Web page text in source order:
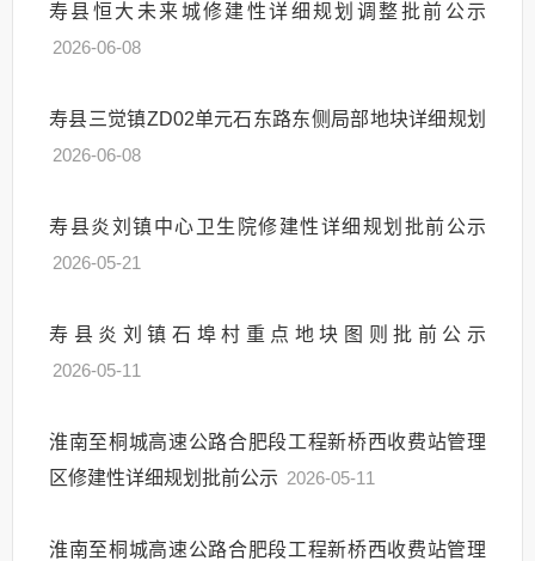
寿县恒大未来城修建性详细规划调整批前公示
2026-06-08
寿县三觉镇ZD02单元石东路东侧局部地块详细规划
2026-06-08
寿县炎刘镇中心卫生院修建性详细规划批前公示
2026-05-21
寿县炎刘镇石埠村重点地块图则批前公示
2026-05-11
淮南至桐城高速公路合肥段工程新桥西收费站管理
区修建性详细规划批前公示 2026-05-11
淮南至桐城高速公路合肥段工程新桥西收费站管理